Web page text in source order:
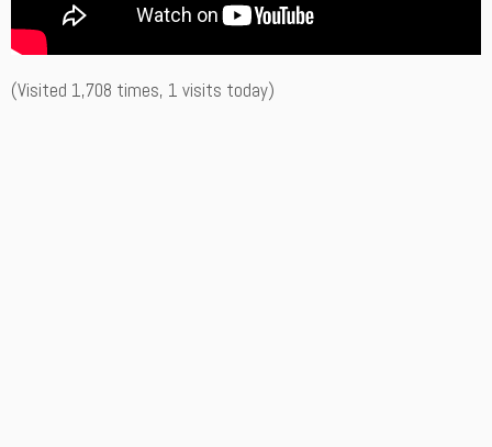
(Visited 1,708 times, 1 visits today)